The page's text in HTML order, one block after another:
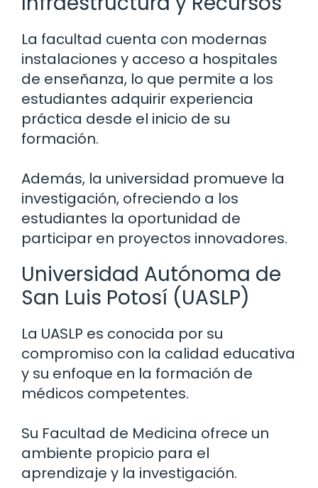
La facultad cuenta con modernas
instalaciones y acceso a hospitales
de enseñanza, lo que permite a los
estudiantes adquirir experiencia
práctica desde el inicio de su
formación.
Además, la universidad promueve la
investigación, ofreciendo a los
estudiantes la oportunidad de
participar en proyectos innovadores.
Universidad Autónoma de
San Luis Potosí (UASLP)
La UASLP es conocida por su
compromiso con la calidad educativa
y su enfoque en la formación de
médicos competentes.
Su Facultad de Medicina ofrece un
ambiente propicio para el
aprendizaje y la investigación.